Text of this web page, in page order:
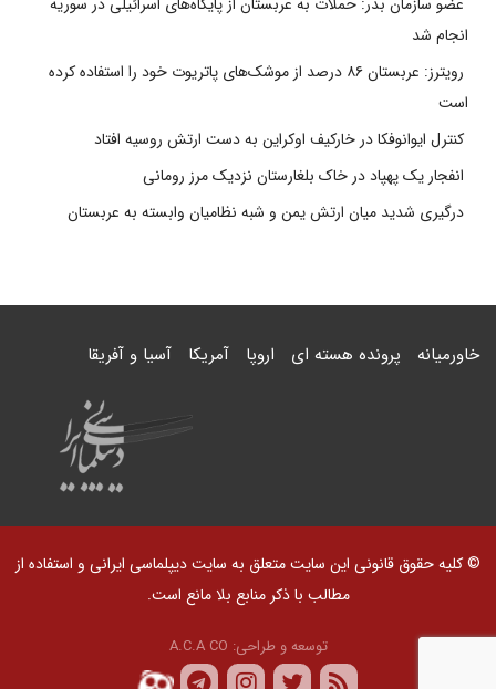
انجام شد
رویترز: عربستان ۸۶ درصد از موشک‌های پاتریوت خود را استفاده کرده
است
کنترل ایوانوفکا در خارکیف اوکراین به دست ارتش روسیه افتاد
انفجار یک پهپاد در خاک بلغارستان نزدیک مرز رومانی
درگیری شدید میان ارتش یمن و شبه نظامیان وابسته به عربستان
خاورمیانه پرونده هسته ای اروپا آمریکا آسیا و آفریقا
© کلیه حقوق قانونی این سایت متعلق به سایت دیپلماسی ایرانی و استفاده از
مطالب با ذکر منابع بلا مانع است.
توسعه و طراحی: A.C.A CO